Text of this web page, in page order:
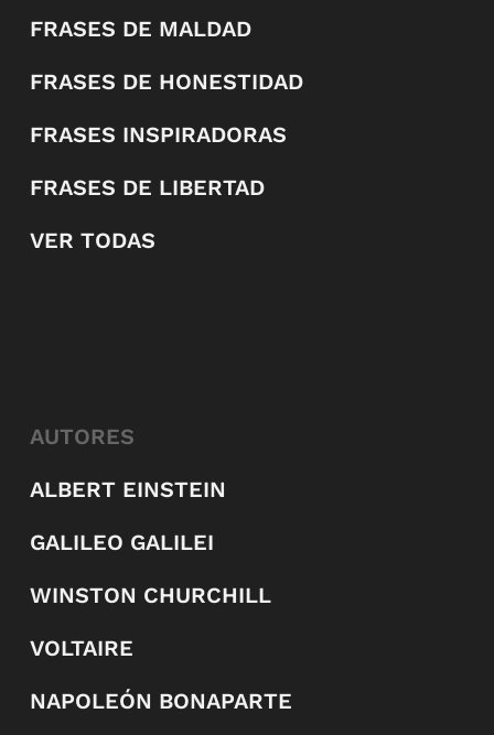
FRASES DE MALDAD
FRASES DE HONESTIDAD
FRASES INSPIRADORAS
FRASES DE LIBERTAD
VER TODAS
AUTORES
ALBERT EINSTEIN
GALILEO GALILEI
WINSTON CHURCHILL
VOLTAIRE
NAPOLEÓN BONAPARTE